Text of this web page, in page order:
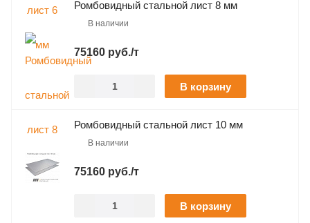
Ромбовидный стальной лист 8 мм
В наличии
75160 руб./т
В корзину
Ромбовидный стальной лист 10 мм
В наличии
75160 руб./т
В корзину